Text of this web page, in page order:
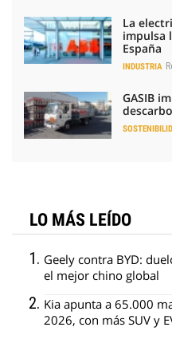
La
impulsa
España
INDUSTRIA
GASIB
LO MÁS LEÍDO
Geely contra BYD:
el mejor chino global
Kia apunta a 65.000
2026, con más SUV y